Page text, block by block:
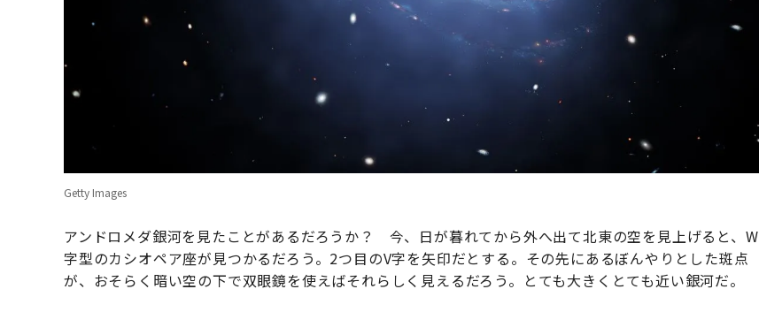
Getty Images
アンドロメダ銀河を見たことがあるだろうか？ 今、日が暮れてから外へ出て北東の空を見上げると、W
字型のカシオペア座が見つかるだろう。2つ目のV字を矢印だとする。その先にあるぼんやりとした斑点
が、おそらく暗い空の下で双眼鏡を使えばそれらしく見えるだろう。とても大きくとても近い銀河だ。